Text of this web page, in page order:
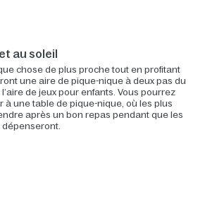
au soleil
chose de plus proche tout en profitant
une aire de pique-nique à deux pas du
de jeux pour enfants. Vous pourrez
à une table de pique-nique, où les plus
après un bon repas pendant que les
dépenseront.